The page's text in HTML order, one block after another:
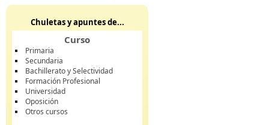
Chuletas y apuntes de...
Curso
Primaria
Secundaria
Bachillerato y Selectividad
Formación Profesional
Universidad
Oposición
Otros cursos